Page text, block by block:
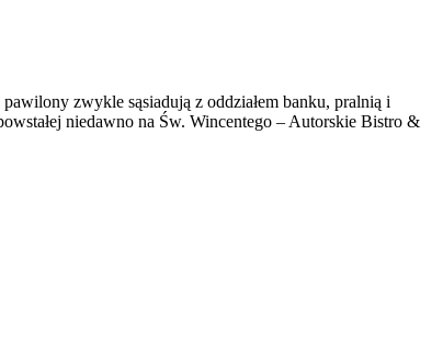
zwykle sąsiadują z oddziałem banku, pralnią i
niedawno na Św. Wincentego – Autorskie Bistro &